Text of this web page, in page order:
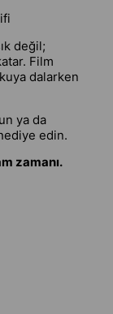
değil;
Film
dalarken
ya da
edin.
zamanı.